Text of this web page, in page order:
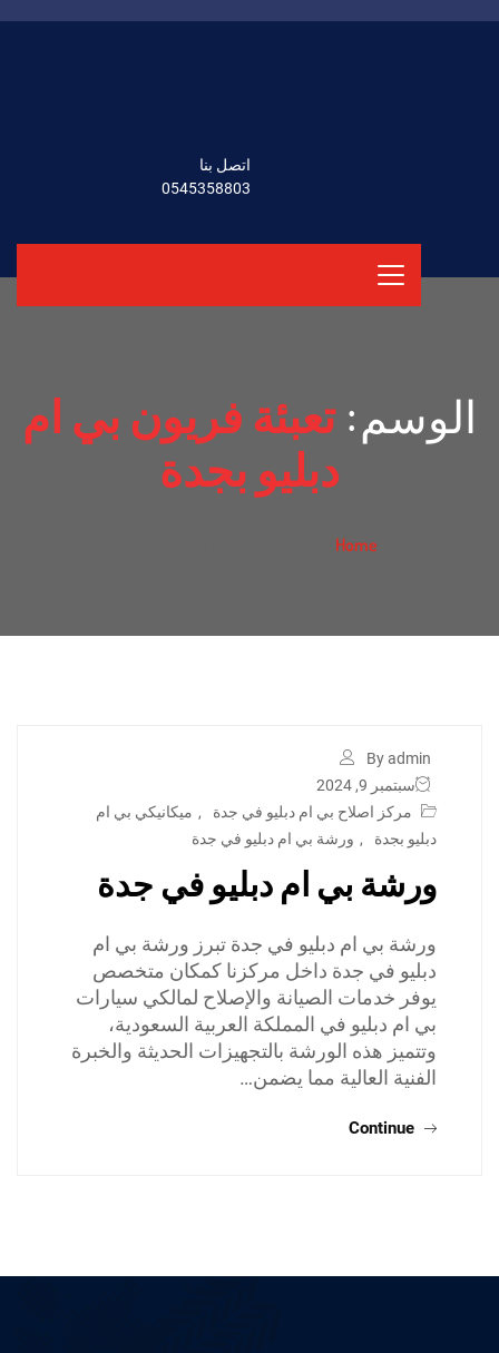
اتصل بنا
0545358803
الوسم:تعبئة فريون بي ام
دبليو بجدة
Home
By admin
سبتمبر 9, 2024
مركز اصلاح بي ام دبليو في جدة
, ميكانيكي بي ام
دبليو بجدة
, ورشة بي ام دبليو في جدة
ورشة بي ام دبليو في جدة
ورشة بي ام دبليو في جدة تبرز ورشة بي ام
دبليو في جدة داخل مركزنا كمكان متخصص
يوفر خدمات الصيانة والإصلاح لمالكي سيارات
بي ام دبليو في المملكة العربية السعودية،
وتتميز هذه الورشة بالتجهيزات الحديثة والخبرة
الفنية العالية مما يضمن…
Continue